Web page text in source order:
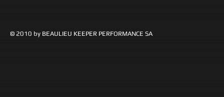
© 2010 by BEAULIEU KEEPER PERFORMANCE SA